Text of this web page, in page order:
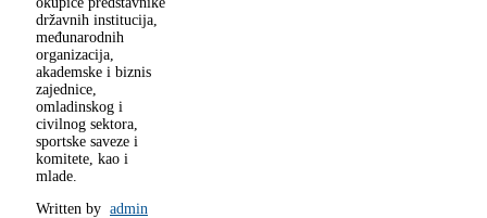
državnih institucija,
međunarodnih
organizacija,
akademske i biznis
zajednice,
omladinskog i
civilnog sektora,
sportske saveze i
komitete, kao i
mlade.
Written by admin